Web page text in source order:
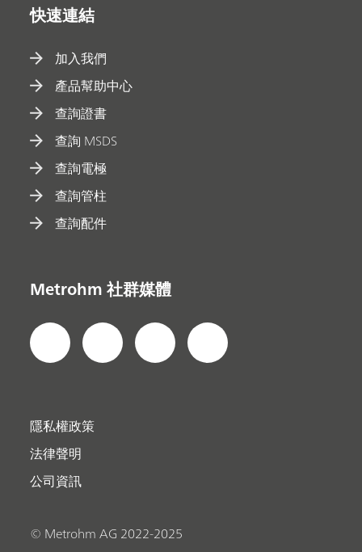
快速連結
加入我們
產品幫助中心
查詢證書
查詢 MSDS
查詢電極
查詢管柱
查詢配件
Metrohm 社群媒體
隱私權政策
法律聲明
公司資訊
© Metrohm AG 2022-2025